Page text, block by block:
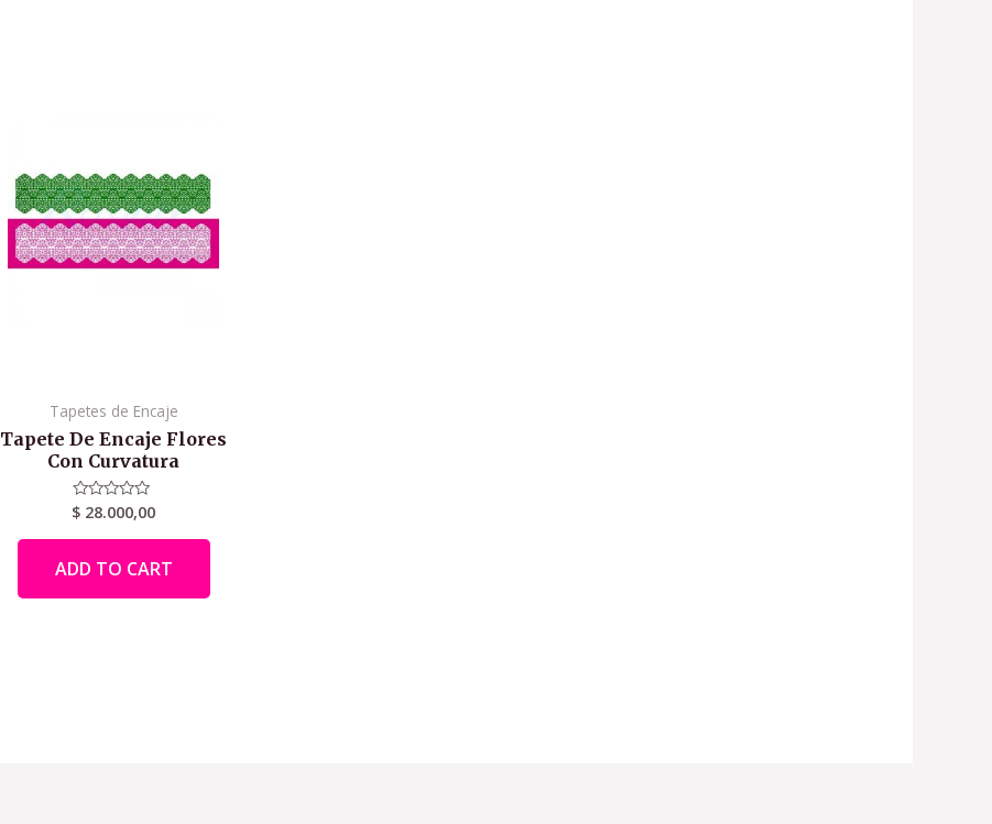
Tapetes de Encaje
Tapete De Encaje Flores
Con Curvatura
Rated
0
out
5
$ 28.000,00
ADD TO CART